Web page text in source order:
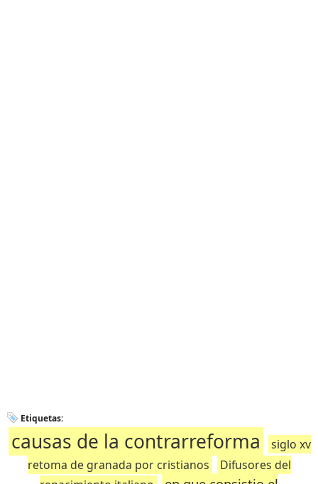
Etiquetas:
causas de la contrarreforma
siglo xv
retoma de granada por cristianos
Difusores del